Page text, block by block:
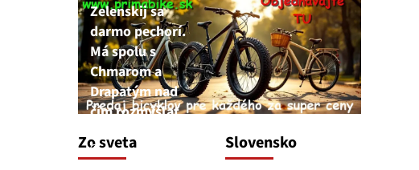
Zo sveta
Zelenskij sa
darmo pechorí.
Má spolu s
Chmarom a
Drapatým nad
čím rozmýšľať
medvedar
8. augusta 2026
Slovensko